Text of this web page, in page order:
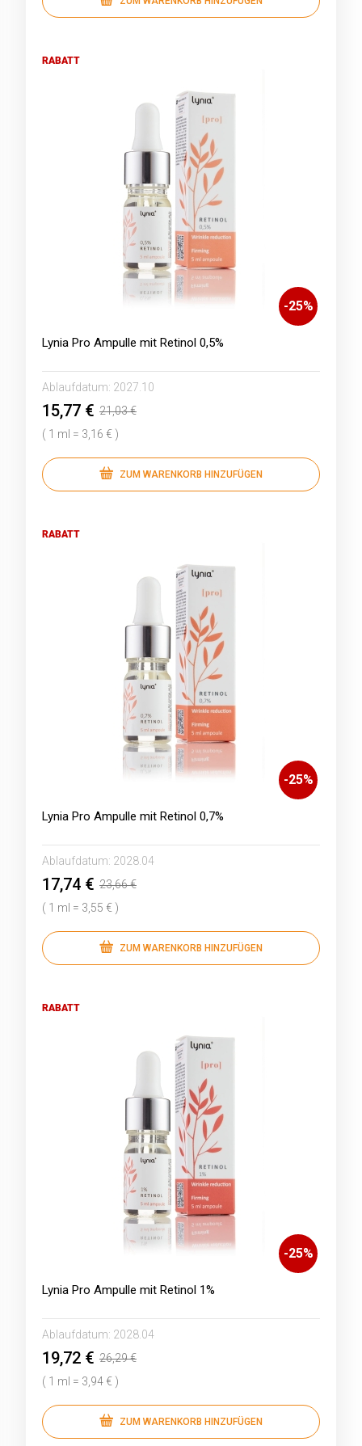
-25%
Lynia Pro Ampulle mit Retinol 0,5%
Ablaufdatum: 2027.10
15,77 € 21,03 €
( 1 ml = 3,16 € )
ZUM WARENKORB HINZUFÜGEN
RABATT
-25%
Lynia Pro Ampulle mit Retinol 0,7%
Ablaufdatum: 2028.04
17,74 € 23,66 €
( 1 ml = 3,55 € )
ZUM WARENKORB HINZUFÜGEN
RABATT
-25%
Lynia Pro Ampulle mit Retinol 1%
Ablaufdatum: 2028.04
19,72 € 26,29 €
( 1 ml = 3,94 € )
ZUM WARENKORB HINZUFÜGEN
RABATT